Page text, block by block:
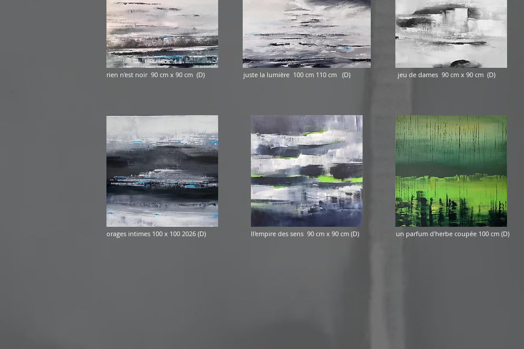
rien n'est noir 90 cm x 90 cm (D) juste la lumière 100 cm 110 cm (D) jeu de dames 90 cm x 90 cm (D)
ll'empire des sens 90 cm x 90 cm (D) un parfum d'herbe coupée 100 cm (D)
orages intimes 100 x 100 2026 (D)